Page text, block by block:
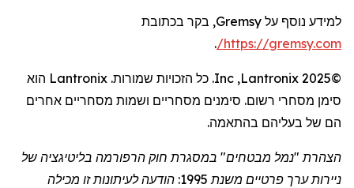
למידע נוסף על Gremsy, בקר בכתובת
https://gremsy.com
/
.
©2025
Lantronix
,
Inc. כל הזכויות שמורות. Lantronix הוא
סימן מסחרי רשום. סימנים מסחריים ושמות מסחריים אחרים
הם של בעליהם בהתאמה.
הצהרת "נמל מבטחים" במסגרת חוק הרפורמה בליטיגציה של
ניירות ערך פרטיים משנת 1995: הודעה לעיתונות זו מכילה